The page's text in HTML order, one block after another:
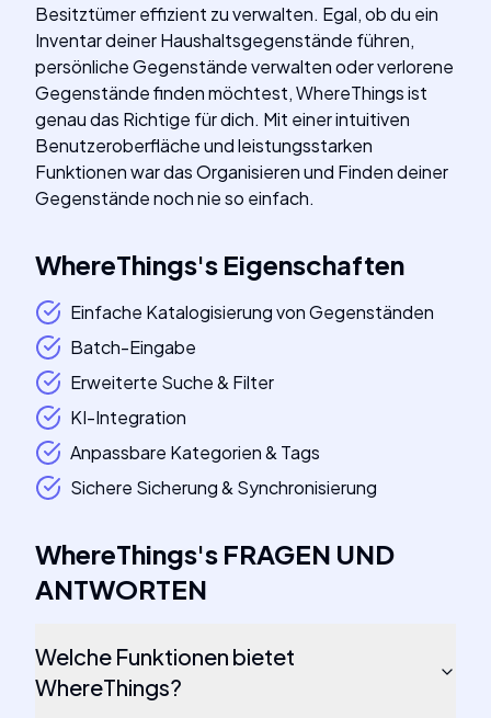
Besitztümer effizient zu verwalten. Egal, ob du ein
Inventar deiner Haushaltsgegenstände führen,
persönliche Gegenstände verwalten oder verlorene
Gegenstände finden möchtest, WhereThings ist
genau das Richtige für dich. Mit einer intuitiven
Benutzeroberfläche und leistungsstarken
Funktionen war das Organisieren und Finden deiner
Gegenstände noch nie so einfach.
WhereThings's Eigenschaften
Einfache Katalogisierung von Gegenständen
Batch-Eingabe
Erweiterte Suche & Filter
KI-Integration
Anpassbare Kategorien & Tags
Sichere Sicherung & Synchronisierung
WhereThings's FRAGEN UND
ANTWORTEN
Welche Funktionen bietet
WhereThings?